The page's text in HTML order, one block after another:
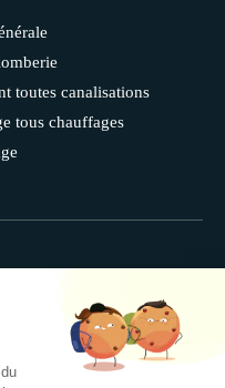
toutes canalisations
tous chauffages
- M. LAJILI
FREROT